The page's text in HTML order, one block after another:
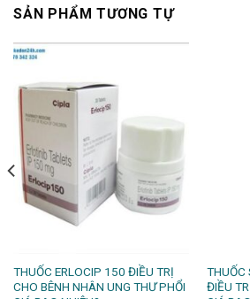
SẢN PHẨM TƯƠNG TỰ
THUỐC ERLOCIP 150 ĐIỀU TRỊ
CHO BÊNH NHÂN UNG THƯ PHỔI
THUỐC
ĐIỀU